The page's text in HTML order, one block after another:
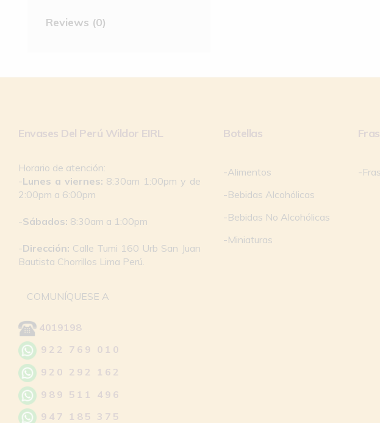
Reviews (0)
Envases Del Perú Wildor EIRL
Horario de atención:
-Lunes a viernes: 8:30am 1:00pm y de
2:00pm a 6:00pm
-Sábados: 8:30am a 1:00pm
-Dirección: Calle Tumi 160 Urb San Juan
Bautista Chorrillos Lima Perú.
COMUNÍQUESE A
4019198
922 769 010
920 292 162
989 511 496
947 185 375
Botellas
-Alimentos
-Bebidas Alcohólicas
-Bebidas No Alcohólicas
-Miniaturas
-